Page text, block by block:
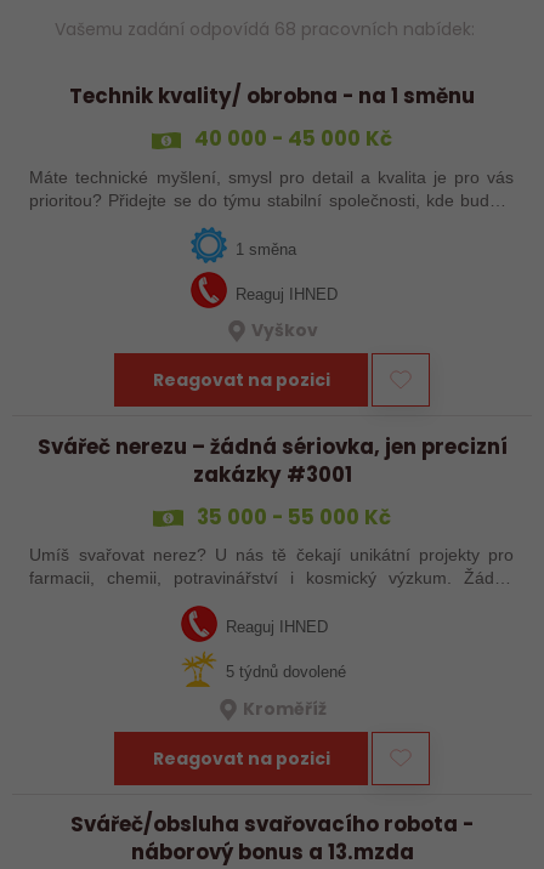
Vašemu zadání odpovídá 68 pracovních nabídek:
Technik kvality/ obrobna - na 1 směnu
40 000 - 45 000 Kč
Máte technické myšlení, smysl pro detail a kvalita je pro vás
prioritou? Přidejte se do týmu stabilní společnosti, kde budete
mít možnost podílet se na zajištění kvality výroby a
1 směna
Reaguj IHNED
Vyškov
Reagovat na pozici
Svářeč nerezu – žádná sériovka, jen precizní
zakázky #3001
35 000 - 55 000 Kč
Umíš svařovat nerez? U nás tě čekají unikátní projekty pro
farmacii, chemii, potravinářství i kosmický výzkum. Žádná
Reaguj IHNED
5 týdnů dovolené
Kroměříž
Reagovat na pozici
Svářeč/obsluha svařovacího robota -
náborový bonus a 13.mzda